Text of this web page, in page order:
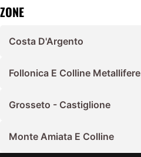
ZONE
Costa D'Argento
Follonica E Colline Metallifere
Grosseto - Castiglione
Monte Amiata E Colline